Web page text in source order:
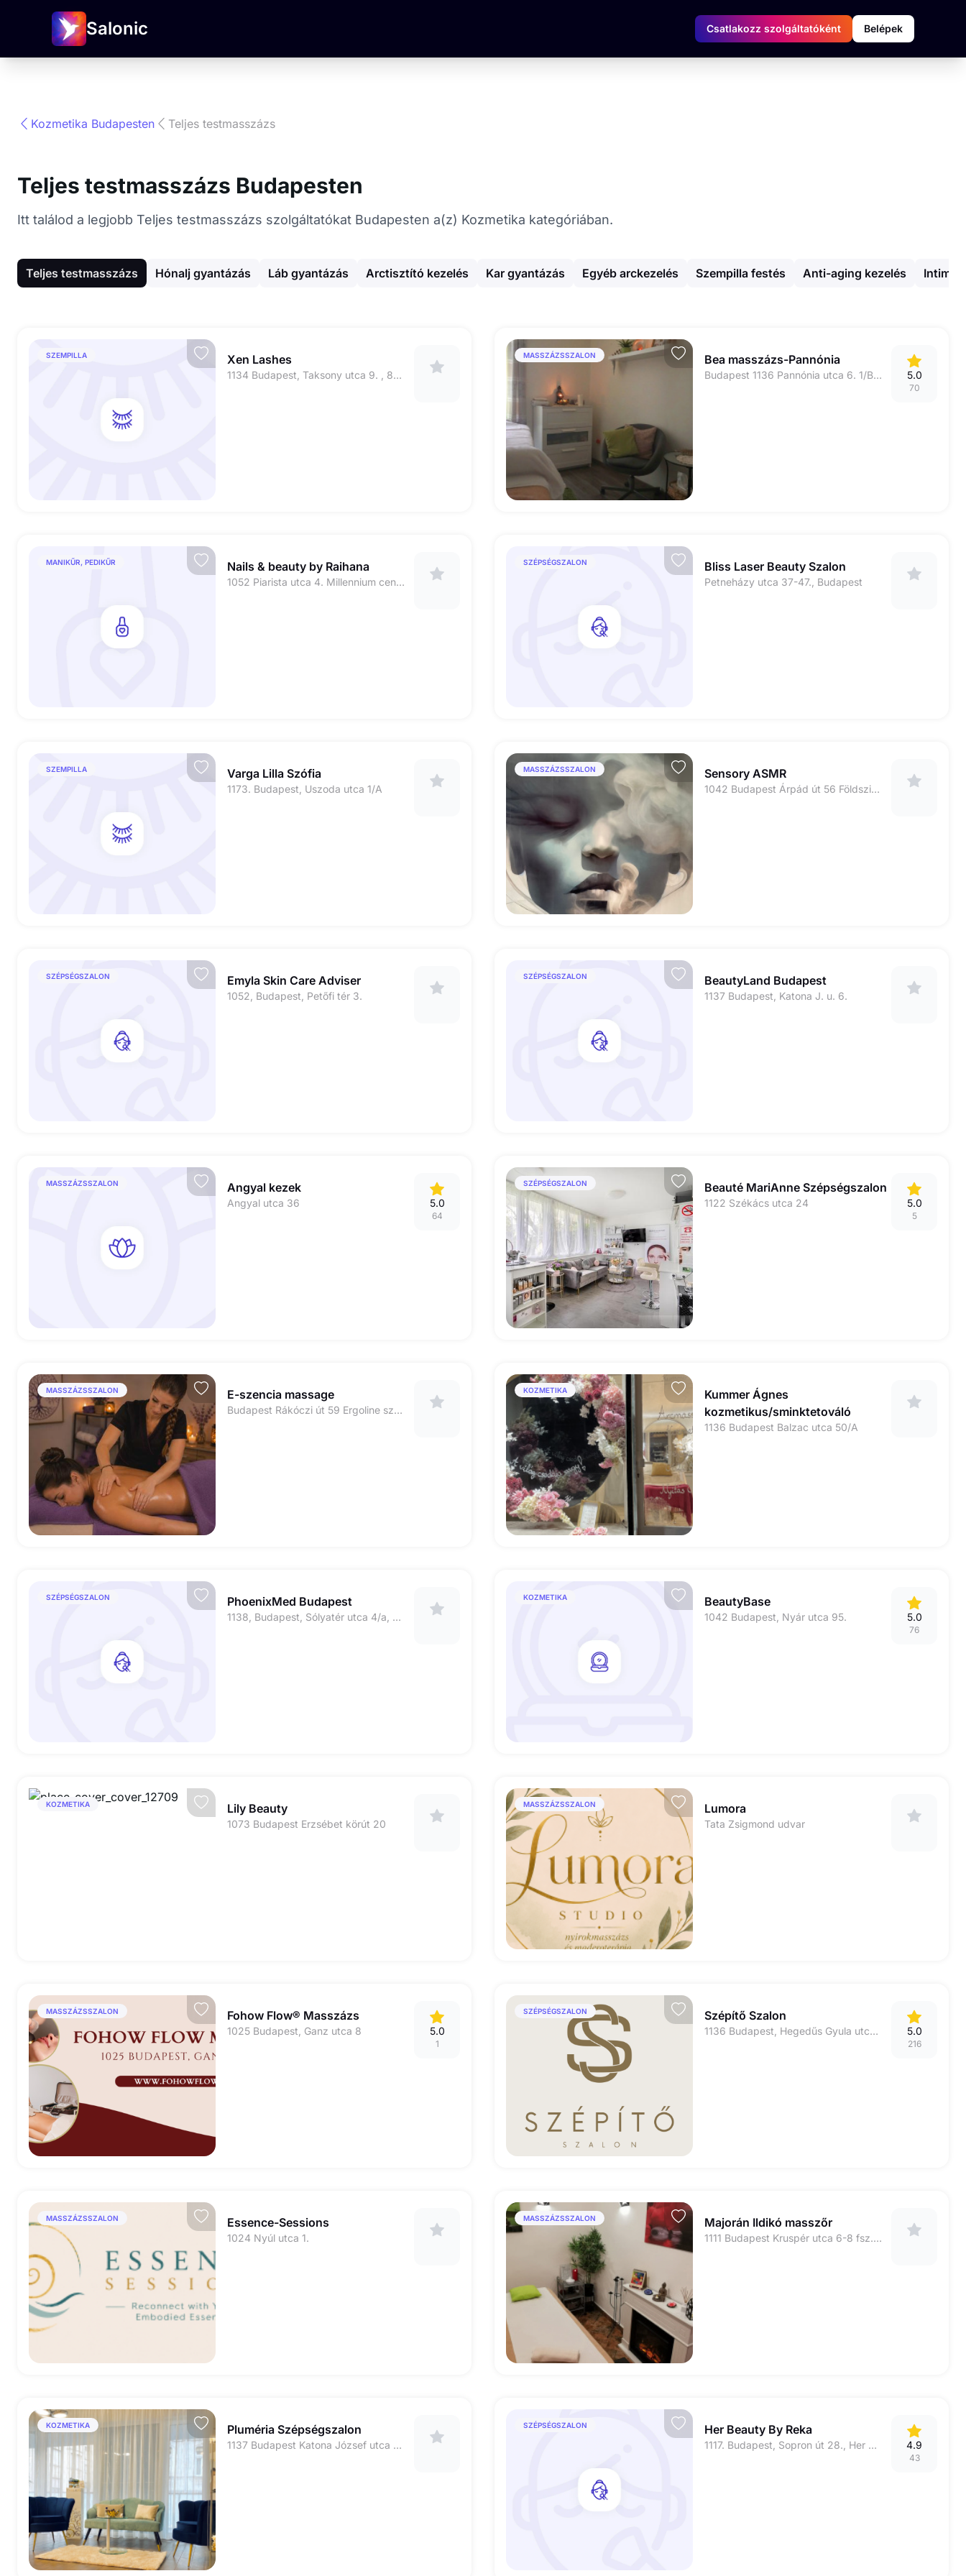
Salonic Csatlakozz szolgáltatóként Belépek
Kozmetika Budapesten Teljes testmasszázs
Teljes testmasszázs Budapesten
Itt találod a legjobb Teljes testmasszázs szolgáltatókat Budapesten a(z) Kozmetika kategóriában.
Teljes testmasszázs Hónalj gyantázás Láb gyantázás Arctisztító kezelés Kar gyantázás Egyéb arckezelés Szempilla festés Anti-aging kezelés Intim
SZEMPILLA Xen Lashes
1134 Budapest, Taksony utca 9. , 84 kapucsengő, 5. emelet 510-es lakás
MASSZÁZSSZALON Bea masszázs-Pannónia
Budapest 1136 Pannónia utca 6. 1/B (földszint) 3-as kapucsengő 5.0
70
MANIKŰR, PEDIKŰR Nails & beauty by Raihana
1052 Piarista utca 4. Millennium center. 1-emelet .( Millennium beauty)
SZÉPSÉGSZALON Bliss Laser Beauty Szalon
Petneházy utca 37-47., Budapest
SZEMPILLA Varga Lilla Szófia
1173. Budapest, Uszoda utca 1/A
MASSZÁZSSZALON Sensory ASMR
1042 Budapest Árpád út 56 Földszint 31
SZÉPSÉGSZALON Emyla Skin Care Adviser
1052, Budapest, Petőfi tér 3.
SZÉPSÉGSZALON BeautyLand Budapest
1137 Budapest, Katona J. u. 6.
MASSZÁZSSZALON Angyal kezek
Angyal utca 36 5.0
64
SZÉPSÉGSZALON Beauté MariAnne Szépségszalon
1122 Székács utca 24 5.0
5
MASSZÁZSSZALON E-szencia massage
Budapest Rákóczi út 59 Ergoline szolárium
KOZMETIKA
Kummer Ágnes
kozmetikus/sminktetováló
1136 Budapest Balzac utca 50/A
SZÉPSÉGSZALON PhoenixMed Budapest
1138, Budapest, Sólyatér utca 4/a, Marina Part, Földszinti üzlethelyiség
KOZMETIKA BeautyBase
1042 Budapest, Nyár utca 95. 5.0
76
KOZMETIKA Lily Beauty
1073 Budapest Erzsébet körút 20
MASSZÁZSSZALON Lumora
Tata Zsigmond udvar
MASSZÁZSSZALON Fohow Flow® Masszázs
1025 Budapest, Ganz utca 8 5.0
1
SZÉPSÉGSZALON Szépítő Szalon
1136 Budapest, Hegedűs Gyula utca 28. 5.0
216
MASSZÁZSSZALON Essence-Sessions
1024 Nyúl utca 1.
MASSZÁZSSZALON Majorán Ildikó masszőr
1111 Budapest Kruspér utca 6-8 fsz. 10
KOZMETIKA Pluméria Szépségszalon
1137 Budapest Katona József utca 6. 3. em. 6. 37-es kapucsengő
SZÉPSÉGSZALON Her Beauty By Reka
1117. Budapest, Sopron út 28., Her beauty Szalon 4.9
43